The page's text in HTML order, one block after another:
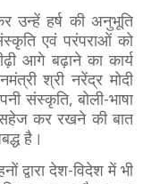
उन्हें हर्ष की अनुभूति
एवं परंपराओं को
आगे बढ़ाने का कार्य
श्री नरेंद्र मोदी
संस्कृति, बोली-भाषा
सहेज कर रखने की बात
है।
द्वारा देश-विदेश में भी